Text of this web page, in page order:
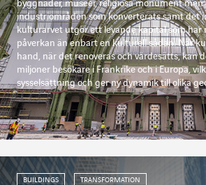
byggnader, museer, religiösa monument
industriområden som konverterats samt det
kulturarvet utgör ett levande kapital som har
påverkan än enbart en kulturell sådan. När
hand, när det renoveras och värdesätts, kan
miljoner besökare i Frankrike och i Europa,
sysselsättning och ger ny dynamik till olika
BUILDINGS TRANSFORMATION